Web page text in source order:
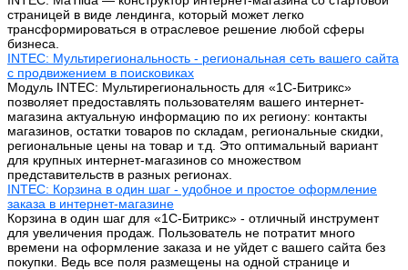
страницей в виде лендинга, который может легко
трансформироваться в отраслевое решение любой сферы
бизнеса.
INTEC: Мультирегиональность - региональная сеть вашего сайта
с продвижением в поисковиках
Модуль INTEC: Мультирегиональность для «1С-Битрикс»
позволяет предоставлять пользователям вашего интернет-
магазина актуальную информацию по их региону: контакты
магазинов, остатки товаров по складам, региональные скидки,
региональные цены на товар и т.д. Это оптимальный вариант
для крупных интернет-магазинов со множеством
представительств в разных регионах.
INTEC: Корзина в один шаг - удобное и простое оформление
заказа в интернет-магазине
Корзина в один шаг для «1С-Битрикс» - отличный инструмент
для увеличения продаж. Пользователь не потратит много
времени на оформление заказа и не уйдет с вашего сайта без
покупки. Ведь все поля размещены на одной странице и